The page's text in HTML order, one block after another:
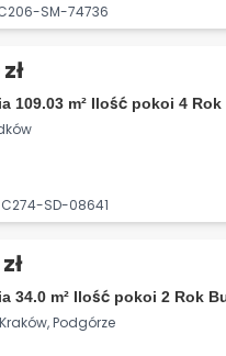
SM-74736
109.03 m² Ilość pokoi 4
SD-08641
34.0 m² Ilość pokoi 2 Rok
Podgórze